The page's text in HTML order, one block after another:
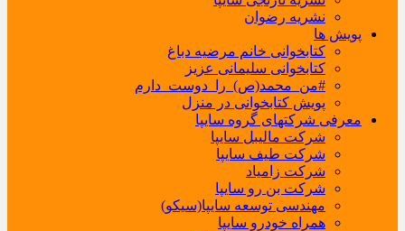
نشریه رضوان
پویش ها
کتابخوانی خانم مرضیه دباغ
کتابخوانی سلیمانی عزیز
#من_محمد(ص)_را_دوست_دارم
پویش کتابخوانی در منزل
معرفی شرکتهای گروه سایپا
شرکت مالیبل سایپا
شرکت طیف سایپا
شرکت زامیاد
شرکت بن رو سایپا
مهندسی توسعه سایپا(سیکو)
همراه خودرو سایپا